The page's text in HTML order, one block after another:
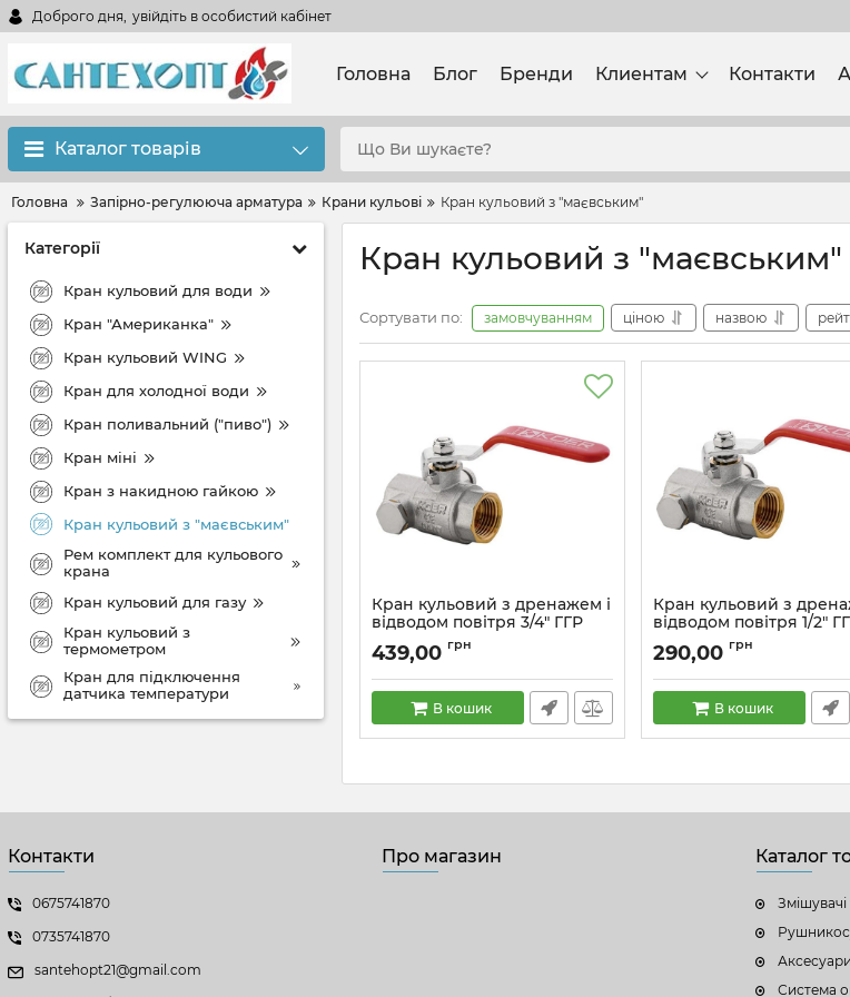
Доброго дня, увійдіть в особистий кабінет
Головна Блог Бренди Клиентам Контакти
Каталог товарів
Головна Запірно-регулююча арматура Крани кульові Кран кульовий з "маєвським"
Категорії
Кран кульовий для води
Кран "Американка"
Кран кульовий WING
Кран для холодної води
Кран поливальний ("пиво")
Кран міні
Кран з накидною гайкою
Кран кульовий з "маєвським"
Рем комплект для кульового
крана
Кран кульовий для газу
Кран кульовий з
термометром
Кран для підключення
датчика температури
Кран кульовий з "маєвським"
Сортувати по: замовчуванням ціною назвою
Кран кульовий з дренажем і
відводом повітря 3/4" ГГР
Koer KR.260 (KR0153)
Артикул: KR0153
439,00 грн
В кошик
Кран кульовий з
відводом повітря 1/2"
Koer KR.260 (KR0152)
Артикул: KR0152
290,00 грн
В кошик
Контакти
0675741870
0735741870
santehopt21@gmail.com
Про магазин Каталог
Система